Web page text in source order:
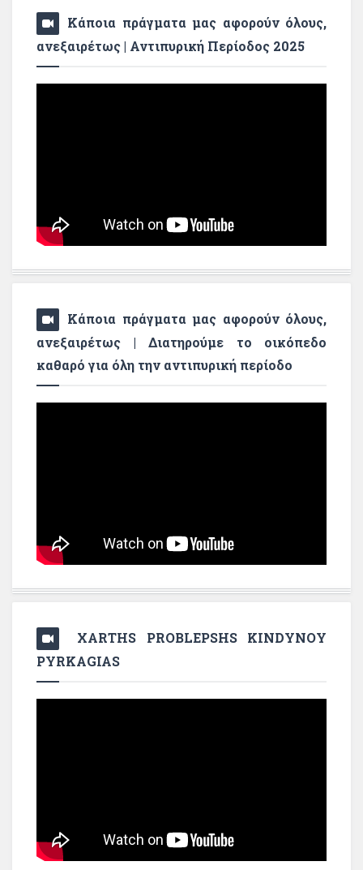
Κάποια πράγματα μας αφορούν όλους,
ανεξαιρέτως | Αντιπυρική Περίοδος 2025
Κάποια πράγματα μας αφορούν όλους,
ανεξαιρέτως | Διατηρούμε το οικόπεδο
καθαρό για όλη την αντιπυρική περίοδο
XARTHS PROBLEPSHS KINDYNOY
PYRKAGIAS